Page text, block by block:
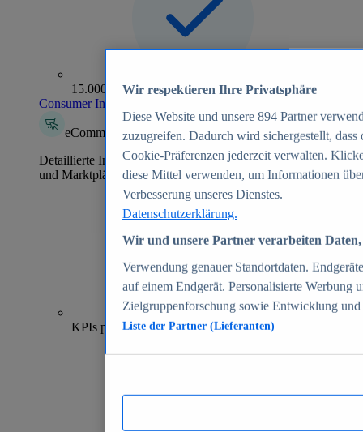
15.000+ Marken
Consumer Insights entdecken
eCommerce Insights
Detaillierte Informationen zu mehr als 39.000 Online-Shops
und Marktplätzen
70+
KPIs pro Shop
Wir respektieren Ihre Privatsphäre
Diese Website und unsere 894 Partner
zuzugreifen. Dadurch wird sichergestellt,
Cookie-Präferenzen jederzeit verwalten.
diese Mittel verwenden, um Informationen
Verbesserung unseres Dienstes.
Datenschutzerklärung.
Wir und unsere Partner verarbeiten
Verwendung genauer Standortdaten.
auf einem Endgerät. Personalisierte Werbung
Zielgruppenforschung sowie Entwicklung
Liste der Partner (Lieferanten)